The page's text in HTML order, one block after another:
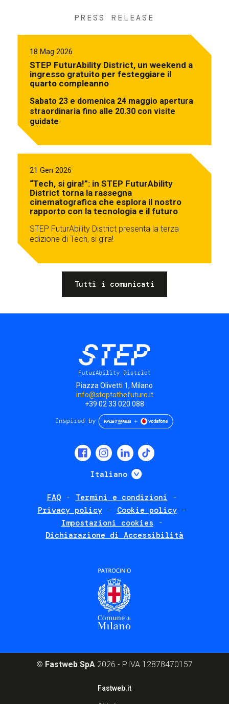
PRESS RELEASE
18 Mag 2026
STEP FuturAbility District, un weekend a
ingresso gratuito per festeggiare il
quarto compleanno
Sabato 23 e domenica 24 maggio apertura
straordinaria fino alle 20.30 con visite
guidate
21 Gen 2026
“Tech, si gira!”: in STEP FuturAbility
District torna la rassegna
cinematografica che esplora il nostro
rapporto con la tecnologia e il futuro
STEP FuturAbility District presenta la terza
edizione di Tech, si gira!
Tutti i comunicati
Piazza Olivetti 1, Milano
info@steptothefuture.it
+39 02 33 020 088
Italiano Mostra ulteriori
FAQ
Termini e condizioni
Privacy policy
Cookie policy
Impostazioni cookies
Dichiarazione di Accessibilità
© Fastweb SpA 2026 - P.IVA 12878470157
Fastweb.it